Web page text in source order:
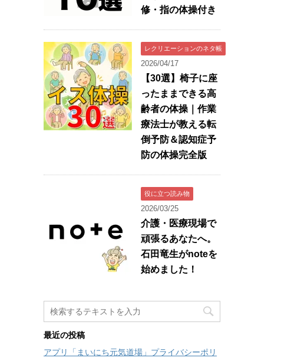
修・指の体操付き
レクリエーションのネタ帳
2026/04/17
【30選】椅子に座
ったままできる高
齢者の体操｜作業
療法士が教える転
倒予防＆認知症予
防の体操完全版
役に立つ読み物
2026/03/25
介護・医療現場で
頑張るあなたへ。
石田竜生がnoteを
始めました！
最近の投稿
アプリ「まいにち元気道場」プライバシーポリ